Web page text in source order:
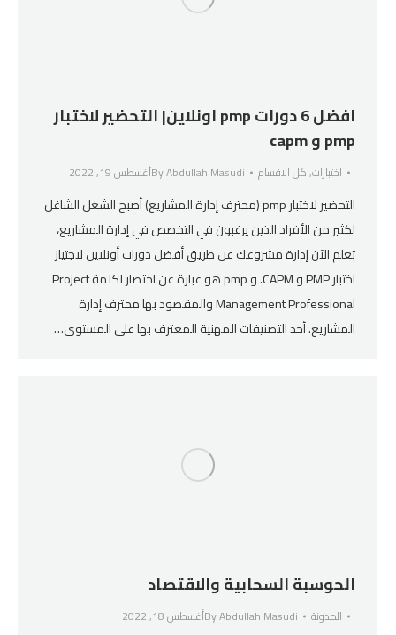
افضل 6 دورات pmp اونلاين| التحضير لاختبار
pmp و capm
اختبارات,كل الاقسام ByAbdullah Masudi أغسطس 19, 2022
التحضير لاختبار pmp (محترف إدارة المشاريع) أصبح الشغل الشاغل
لكثير من الأفراد الذين يرغبون في التخصص في إدارة المشاريع،
تعلم الآن إدارة مشروعك عن طريق أفضل دورات أونلاين لاجتياز
اختبار PMP و CAPM. و pmp هو عبارة عن اختصار لكلمة Project
Management Professional والمقصود بها محترف إدارة
المشاريع. أحد التصنيفات المهنية المعترف بها على المستوى…
الحوسبة السحابية والاقتصاد
المدونة ByAbdullah Masudi أغسطس 18, 2022